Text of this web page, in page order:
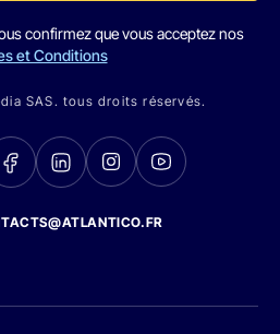
confirmez que vous acceptez nos
et Conditions
SAS. tous droits réservés.